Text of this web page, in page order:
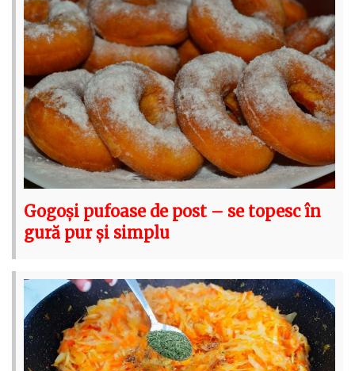
Gogoși pufoase de post – se topesc în
gură pur și simplu